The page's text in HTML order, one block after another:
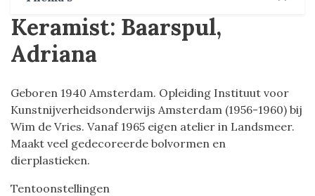
Keramist: Baarspul,
Adriana
Geboren 1940 Amsterdam. Opleiding Instituut voor
Kunstnijverheidsonderwijs Amsterdam (1956-1960) bij
Wim de Vries. Vanaf 1965 eigen atelier in Landsmeer.
Maakt veel gedecoreerde bolvormen en
dierplastieken.
Tentoonstellingen